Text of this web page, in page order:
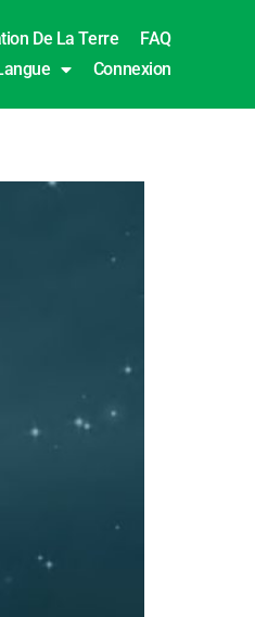
De La Terre
FAQ
Connexion